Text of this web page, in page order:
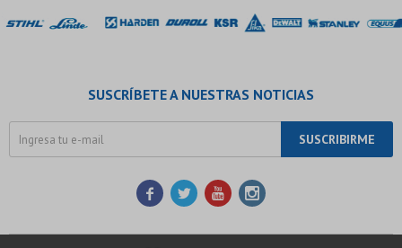
SUSCRÍBETE A NUESTRAS NOTICIAS
SUSCRIBIRME
   